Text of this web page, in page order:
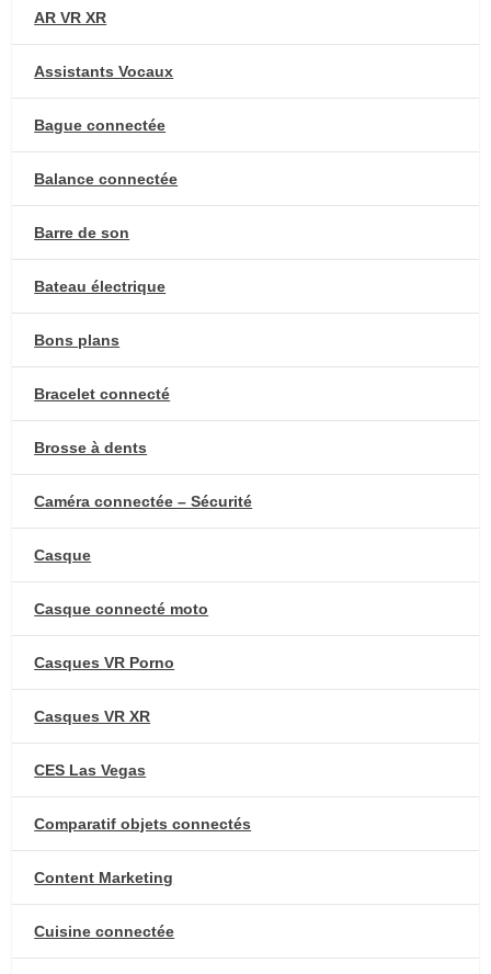
AR VR XR
Assistants Vocaux
Bague connectée
Balance connectée
Barre de son
Bateau électrique
Bons plans
Bracelet connecté
Brosse à dents
Caméra connectée – Sécurité
Casque
Casque connecté moto
Casques VR Porno
Casques VR XR
CES Las Vegas
Comparatif objets connectés
Content Marketing
Cuisine connectée